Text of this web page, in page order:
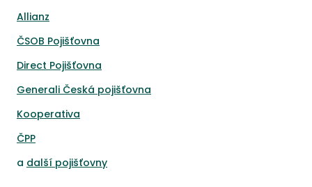
Allianz
ČSOB Pojišťovna
Direct Pojišťovna
Generali Česká pojišťovna
Kooperativa
ČPP
a další pojišťovny